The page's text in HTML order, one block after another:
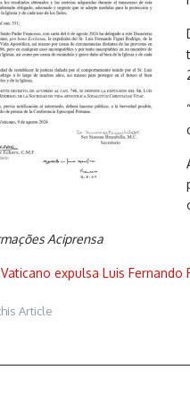
Aciprensa
Vaticano expulsa Luis Fernando
Article